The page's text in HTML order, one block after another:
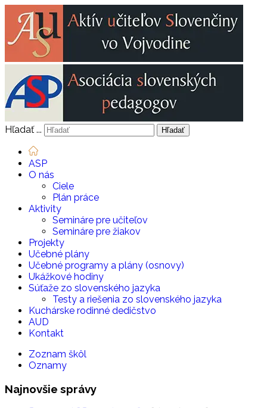
Hľadať ... Hľadať
ASP
O nás
Ciele
Plán práce
Aktivity
Semináre pre učiteľov
Semináre pre žiakov
Projekty
Učebné plány
Učebné programy a plány (osnovy)
Ukážkové hodiny
Súťaže zo slovenského jazyka
Testy a riešenia zo slovenského jazyka
Kuchárske rodinné dedičstvo
AUD
Kontakt
Zoznam škôl
Oznamy
Najnovšie správy